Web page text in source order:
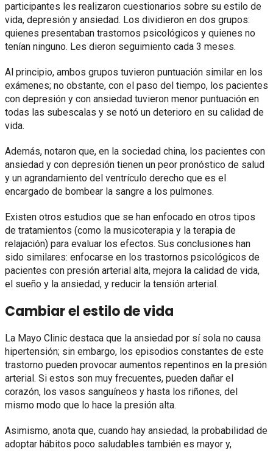
participantes les realizaron cuestionarios sobre su estilo de
vida, depresión y ansiedad. Los dividieron en dos grupos:
quienes presentaban trastornos psicológicos y quienes no
tenían ninguno. Les dieron seguimiento cada 3 meses.
Al principio, ambos grupos tuvieron puntuación similar en los
exámenes; no obstante, con el paso del tiempo, los pacientes
con depresión y con ansiedad tuvieron menor puntuación en
todas las subescalas y se notó un deterioro en su calidad de
vida.
Además, notaron que, en la sociedad china, los pacientes con
ansiedad y con depresión tienen un peor pronóstico de salud
y un agrandamiento del ventrículo derecho que es el
encargado de bombear la sangre a los pulmones.
Existen otros estudios que se han enfocado en otros tipos
de tratamientos (como la musicoterapia y la terapia de
relajación) para evaluar los efectos. Sus conclusiones han
sido similares: enfocarse en los trastornos psicológicos de
pacientes con presión arterial alta, mejora la calidad de vida,
el sueño y la ansiedad, y reducir la tensión arterial.
Cambiar el estilo de vida
La Mayo Clinic destaca que la ansiedad por sí sola no causa
hipertensión; sin embargo, los episodios constantes de este
trastorno pueden provocar aumentos repentinos en la presión
arterial. Si estos son muy frecuentes, pueden dañar el
corazón, los vasos sanguíneos y hasta los riñones, del
mismo modo que lo hace la presión alta.
Asimismo, anota que, cuando hay ansiedad, la probabilidad de
adoptar hábitos poco saludables también es mayor y,